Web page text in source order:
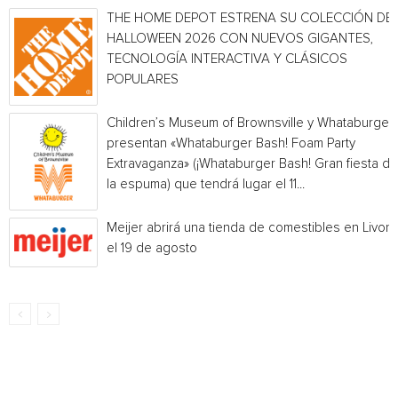
THE HOME DEPOT ESTRENA SU COLECCIÓN DE
HALLOWEEN 2026 CON NUEVOS GIGANTES,
TECNOLOGÍA INTERACTIVA Y CLÁSICOS
POPULARES
Children’s Museum of Brownsville y Whataburger
presentan «Whataburger Bash! Foam Party
Extravaganza» (¡Whataburger Bash! Gran fiesta de
la espuma) que tendrá lugar el 11...
Meijer abrirá una tienda de comestibles en
el 19 de agosto